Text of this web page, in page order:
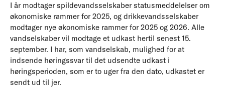
I år modtager spildevandsselskaber statusmeddelelser om
økonomiske rammer for 2025, og drikkevandsselskaber
modtager nye økonomiske rammer for 2025 og 2026. Alle
vandselskaber vil modtage et udkast hertil senest 15.
september. I har, som vandselskab, mulighed for at
indsende høringssvar til det udsendte udkast i
høringsperioden, som er to uger fra den dato, udkastet er
sendt ud til jer.